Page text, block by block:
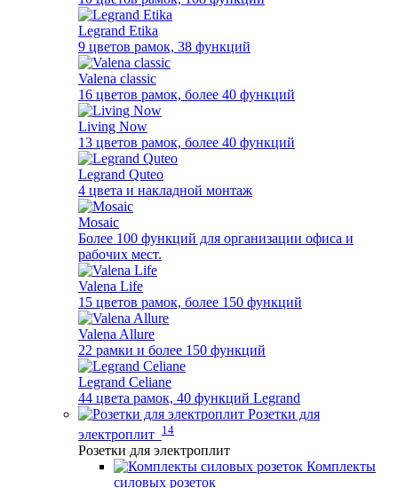
Legrand Etika
9 цветов рамок, 38 функций
Valena classic
16 цветов рамок, более 40 функций
Living Now
13 цветов рамок, более 40 функций
Legrand Quteo
4 цвета и накладной монтаж
Mosaic
Более 100 функций для организации офиса и
рабочих мест.
Valena Life
15 цветов рамок, более 150 функций
Valena Allure
22 рамки и более 150 функций
Legrand Celiane
44 цвета рамок, 40 функций Legrand
Розетки для
электроплит 14
Розетки для электроплит
Комплекты
силовых розеток